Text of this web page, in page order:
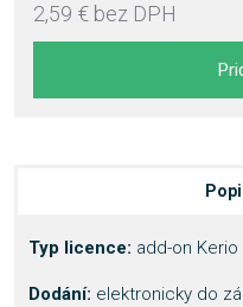
2,59 € bez DPH
Typ licence: add-on
Dodání: elektronicky do